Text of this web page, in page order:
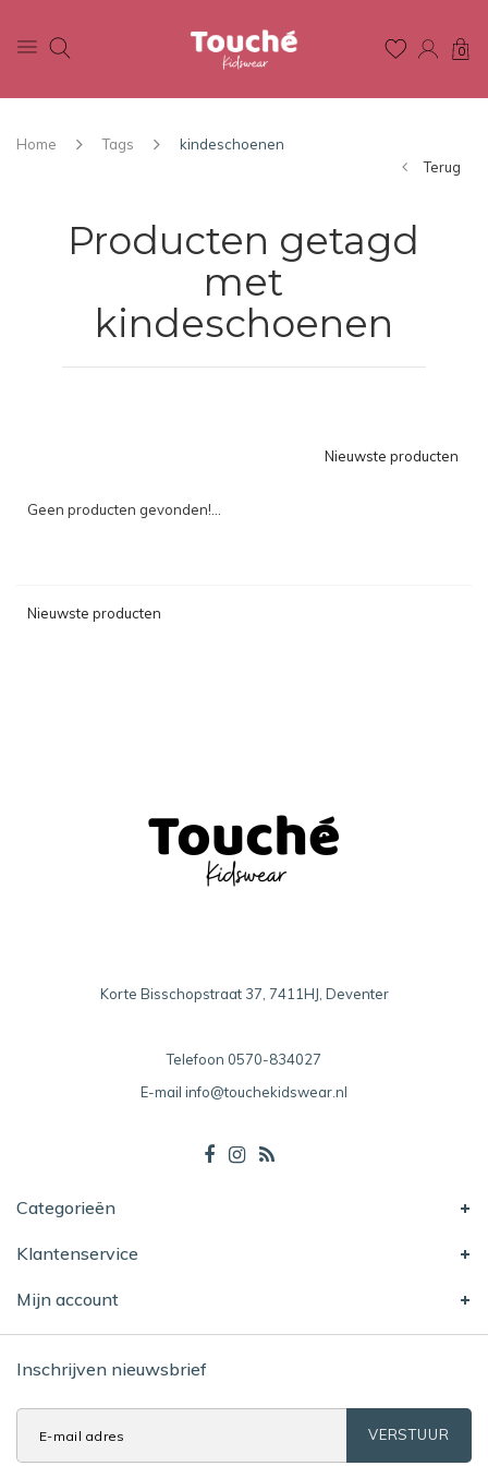
0
Home Tags
kindeschoenen
Terug
Producten getagd
met
kindeschoenen
Nieuwste producten
Geen producten gevonden!...
Nieuwste producten
Korte Bisschopstraat 37, 7411HJ, Deventer
Telefoon 0570-834027
E-mail info@touchekidswear.nl
Categorieën
Klantenservice
Mijn account
Inschrijven nieuwsbrief
VERSTUUR